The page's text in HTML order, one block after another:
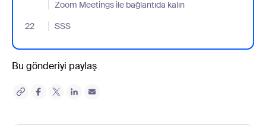
Zoom Meetings ile bağlantıda kalın
22 SSS
- Jumplink to SSS
Bu gönderiyi paylaş